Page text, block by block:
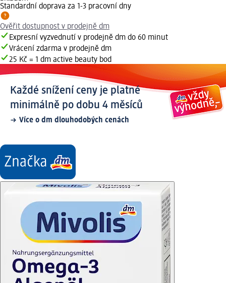
Standardní doprava za 1-3 pracovní dny
Ověřit dostupnost v prodejně dm
Expresní vyzvednutí v prodejně dm do 60 minut
Vrácení zdarma v prodejně dm
25 Kč = 1 dm active beauty bod
Každé snížení ceny je platné
minimálně po dobu 4 měsíců
Více o dm dlouhodobých cenách